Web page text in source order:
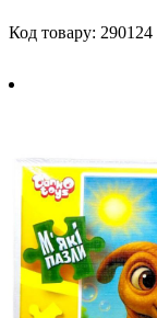
Код товару: 290124